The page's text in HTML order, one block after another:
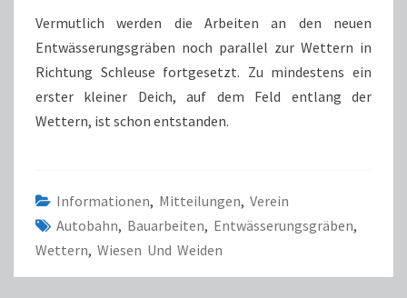
Vermutlich werden die Arbeiten an den neuen
Entwässerungsgräben noch parallel zur Wettern in
Richtung Schleuse fortgesetzt. Zu mindestens ein
erster kleiner Deich, auf dem Feld entlang der
Wettern, ist schon entstanden.
Informationen, Mitteilungen, Verein
Autobahn, Bauarbeiten, Entwässerungsgräben,
Wettern, Wiesen Und Weiden